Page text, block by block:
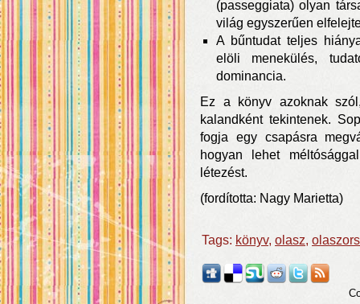
(passeggiata) olyan
világ egyszerűen
A bűntudat teljes
elöli menekülés,
dominancia.
Ez a könyv azoknak
kalandként tekintenek.
fogja egy csapásra
hogyan lehet
létezést.
(fordította: Nagy Marietta)
Tags: könyv, olasz,